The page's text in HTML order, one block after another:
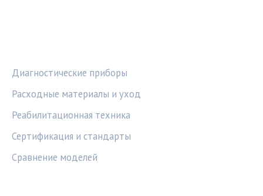
Диагностические приборы
Расходные материалы и уход
Реабилитационная техника
Сертификация и стандарты
Сравнение моделей